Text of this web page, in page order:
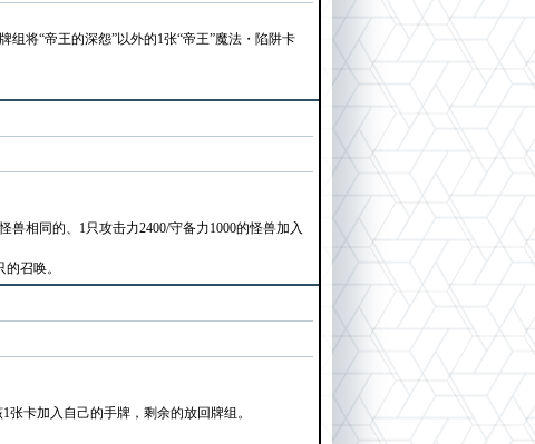
组将“帝王的深怨”以外的1张“帝王”魔法・陷阱卡
相同的、1只攻击力2400/守备力1000的怪兽加入
召唤。
卡加入自己的手牌，剩余的放回牌组。